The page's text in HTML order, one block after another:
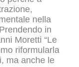
nella
in
Moretti “Le
riformularla
ma anche le